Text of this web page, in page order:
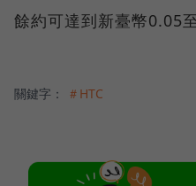
餘約可達到新臺幣0.05
關鍵字： ＃HTC